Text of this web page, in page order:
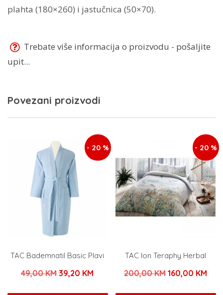
plahta (180×260) i jastučnica (50×70).
Trebate više informacija o proizvodu - pošaljite
upit...
Povezani proizvodi
- 20 %
TAC Bademnatil Basic Plavi
49,00KM Izvorna
39,20 KM Trenutna
- 20 %
TAC Ion Teraphy Herbal
200,00KMIzvorna
160,00 KM